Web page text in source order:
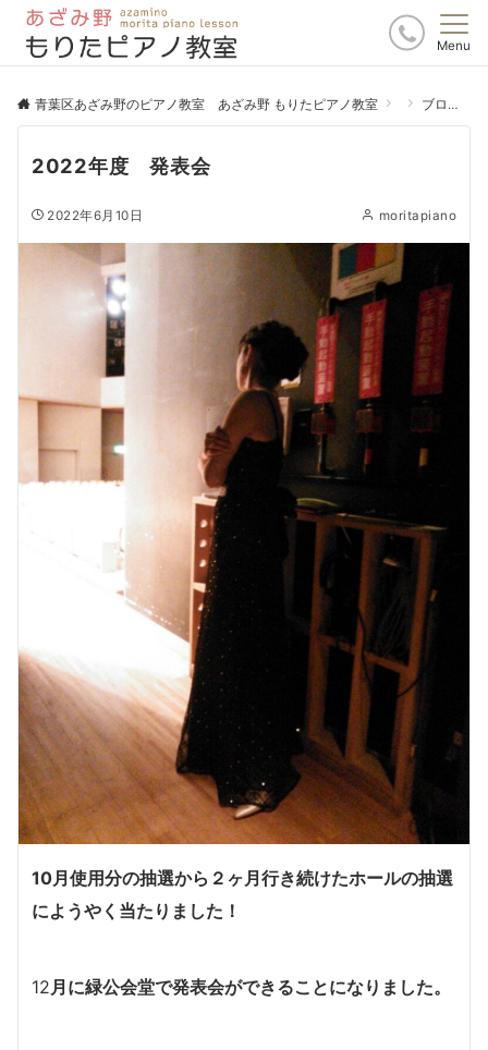
Menu
青葉区あざみ野のピアノ教室 あざみ野 もりたピアノ教室 ブログ
2022年度 発表会
2022年6月10日 moritapiano
10月使用分の抽選から２ヶ月行き続けたホールの抽選
にようやく当たりました！
12 月に緑公会堂で発表会ができることになりました。